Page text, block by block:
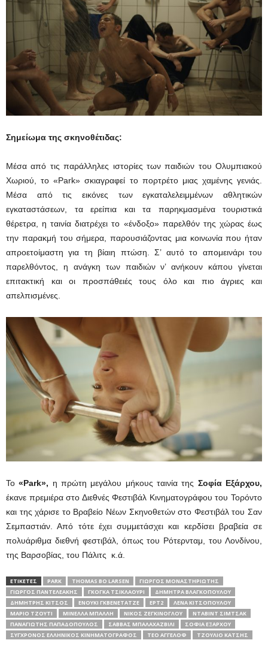
Σημείωμα της σκηνοθέτιδας:
Μέσα από τις παράλληλες ιστορίες των παιδιών του Ολυμπιακού
Χωριού, το «Park» σκιαγραφεί το πορτρέτο μιας χαμένης γενιάς.
Μέσα από τις εικόνες των εγκαταλελειμμένων αθλητικών
εγκαταστάσεων, τα ερείπια και τα παρηκμασμένα τουριστικά
θέρετρα, η ταινία διατρέχει το «ένδοξο» παρελθόν της χώρας έως
την παρακμή του σήμερα, παρουσιάζοντας μια κοινωνία που ήταν
απροετοίμαστη για τη βίαιη πτώση. Σ’ αυτό το απομεινάρι του
παρελθόντος, η ανάγκη των παιδιών ν’ ανήκουν κάπου γίνεται
επιτακτική και οι προσπάθειές τους όλο και πιο άγριες και
απελπισμένες.
Το«Park», η πρώτη μεγάλου μήκους ταινία της Σοφία Εξάρχου,
έκανε πρεμιέρα στο Διεθνές Φεστιβάλ Κινηματογράφου του Τορόντο
και της χάρισε το Βραβείο Νέων Σκηνοθετών στο Φεστιβάλ του Σαν
Σεμπαστιάν. Από τότε έχει συμμετάσχει και κερδίσει βραβεία σε
πολυάριθμα διεθνή φεστιβάλ, όπως του Ρότερνταμ, του Λονδίνου,
της Βαρσοβίας, του Πάλιτς κ.ά.
ΕΤΙΚΕΤΕΣ PARK THOMAS BO LARSEN
ΓΙΏΡΓΟΣ ΜΟΝΑΣΤΗΡΙΏΤΗΣ
ΓΙΏΡΓΟΣ ΠΑΝΤΕΛΕΆΚΗΣ
ΓΚΌΓΚΑ ΤΣΙΚΛΑΟΎΡΙ
ΔΉΜΗΤΡΑ ΒΛΑΓΚΟΠΟΎΛΟΥ
ΔΗΜΉΤΡΗΣ ΚΊΤΣΟΣ
ΕΝΟΎΚΙ ΓΚΒΕΝΕΤΆΤΖΕ ΕΡΤ2
ΛΈΝΑ ΚΙΤΣΟΠΟΎΛΟΥ
ΜΆΡΙΟ ΤΖΟΎΤΙ
ΜΙΝΈΛΛΑ ΜΠΑΛΛΉ ΝΊΚΟΣ ΖΕΓΚΊΝΟΓΛΟΥ
ΝΤΆΒΙΝΤ ΣΊΜΤΣΑΚ
ΠΑΝΑΓΙΏΤΗΣ ΠΑΠΑΔΌΠΟΥΛΟΣ
ΣΆΒΒΑΣ ΜΠΑΛΑΧΑΖΒΊΛΙ
ΣΟΦΊΑ ΕΞΆΡΧΟΥ
ΣΥΓΧΡΟΝΟΣ ΕΛΛΗΝΙΚΟΣ ΚΙΝΗΜΑΤΟΓΡΑΦΟΣ
ΤΕΌ ΑΓΓΈΛΟΦ ΤΖΟΎΛΙΟ ΚΑΤΣΉΣ